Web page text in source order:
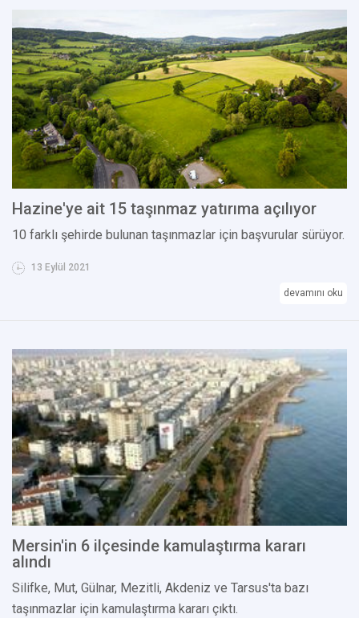
Hazine'ye ait 15 taşınmaz yatırıma açılıyor
10 farklı şehirde bulunan taşınmazlar için başvurular sürüyor.
13 Eylül 2021
devamını oku
Mersin'in 6 ilçesinde kamulaştırma kararı
alındı
Silifke, Mut, Gülnar, Mezitli, Akdeniz ve Tarsus'ta bazı
taşınmazlar için kamulaştırma kararı çıktı.